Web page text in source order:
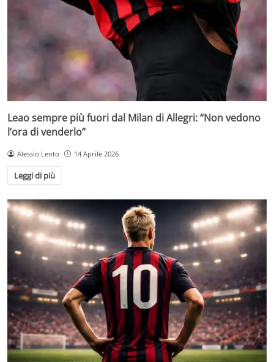
Leao sempre più fuori dal Milan di Allegri: “Non vedono
l’ora di venderlo”
Alessio Lento 14 Aprile 2026
Leggi di più